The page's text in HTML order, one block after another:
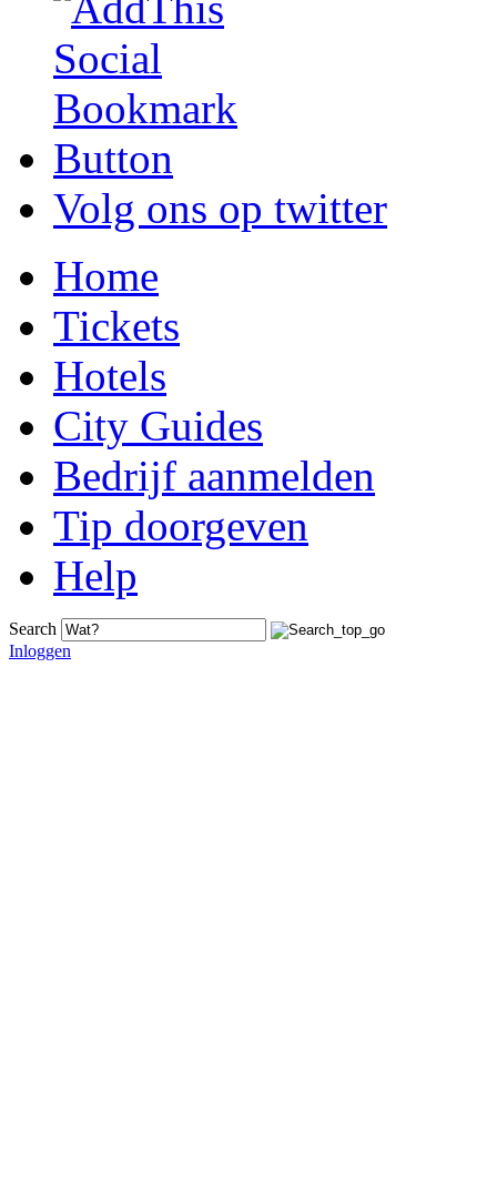
Volg ons op twitter
Home
Tickets
Hotels
City Guides
Bedrijf aanmelden
Tip doorgeven
Help
Search
Inloggen